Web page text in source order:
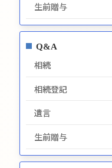
生前贈与
Q&A
相続
相続登記
遺言
生前贈与